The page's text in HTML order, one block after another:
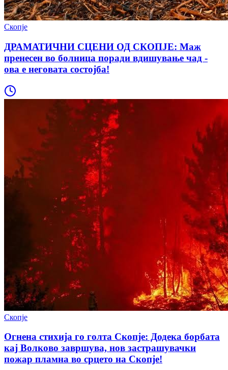
Скопје
ДРАМАТИЧНИ СЦЕНИ ОД СКОПЈЕ: Маж
пренесен во болница поради вдишување чад -
ова е неговата состојба!
Скопје
Огнена стихија го голта Скопје: Додека борбата
кај Волково завршува, нов застрашувачки
пожар пламна во срцето на Скопје!